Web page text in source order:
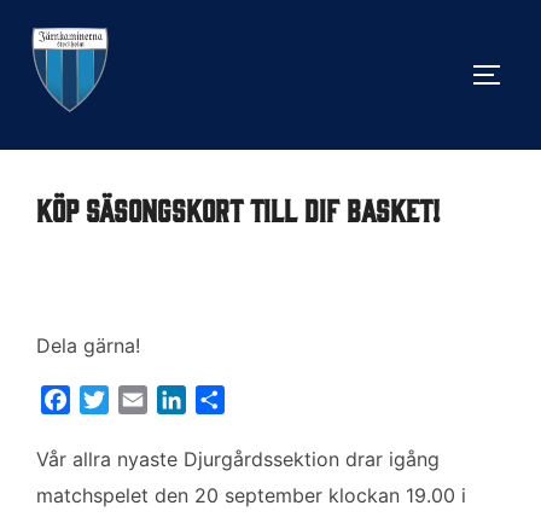
innehåll
Köp säsongskort till DIF Basket!
Dela gärna!
c
e
i
t
a
n
k
l
a
Vår allra nyaste Djurgårdssektion drar igång
matchspelet den 20 september klockan 19.00 i